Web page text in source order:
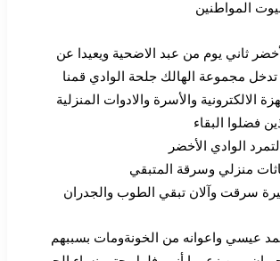
المواطنين
ثاني يوم من عبد الاضحية ويعيدا عن
تدخل مجموعة الهالك جلحة الوادي قمنا
الالكترونية والأسرة والادوات المنزلية
فضلوا البقاء
منزلي وسرقة المتبقي
سرقت وآلان تبقي الطوب والجدران
عيسي واعوانه من الخونةومات بسببهم